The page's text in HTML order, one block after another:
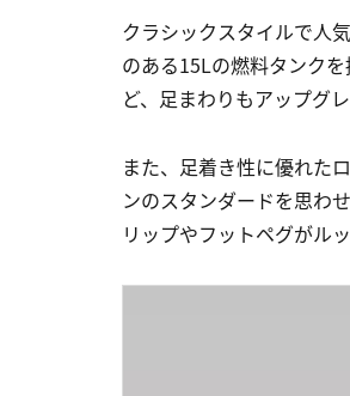
クラシックスタイルで人
のある15Lの燃料タンク
ど、足まわりもアップグ
また、足着き性に優れた
ンのスタンダードを思わ
リップやフットペグがル